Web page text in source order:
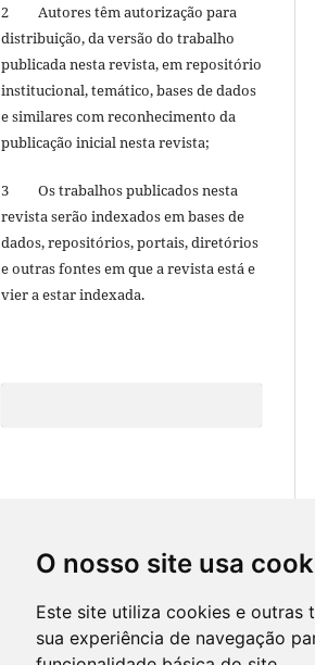
O nosso site usa
Este site utiliza cookies e outras
sua experiência de navegação
2 Autores têm autorização para
distribuição, da versão do trabalho
publicada nesta revista, em repositório
institucional, temático, bases de dados
e similares com reconhecimento da
publicação inicial nesta revista;
3 Os trabalhos publicados nesta
revista serão indexados em bases de
dados, repositórios, portais, diretórios
e outras fontes em que a revista está e
vier a estar indexada.